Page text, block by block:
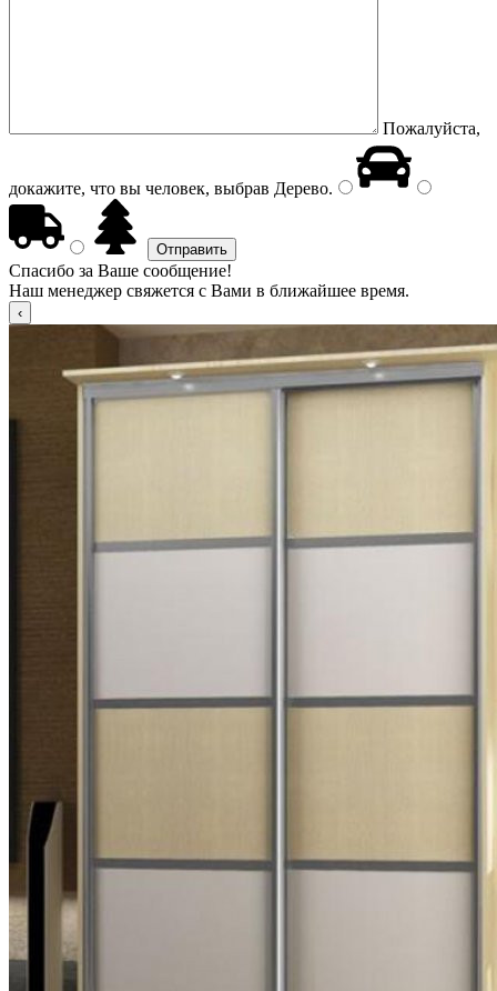
Пожалуйста,
докажите, что вы человек, выбрав Дерево.
Спасибо за Ваше сообщение!
Наш менеджер свяжется с Вами в ближайшее время.